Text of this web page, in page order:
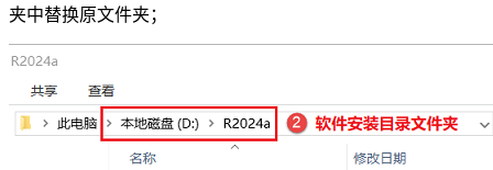
夹中替换原文件夹；